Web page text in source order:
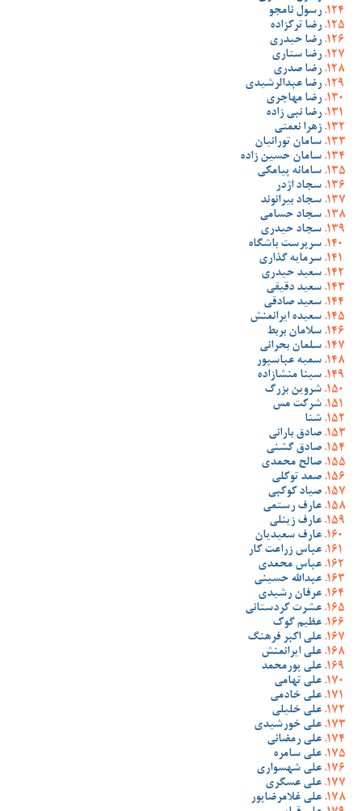
رسول نامجو
رضا ترکزاده
رضا حیدری
رضا ستاری
رضا صدری
رضا عبدالرشیدی
رضا مهاجری
رضا نبی زاده
زهرا نعمتی
سامان تورانیان
سامان حسین زاده
سامانه پیامکی
سجاد اژدر
سجاد بیرانوند
سجاد حسامی
سجاد حیدری
سرپرست باشگاه
سرمایه گذاری
سعید حیدری
سعید دقیقی
سعید صادقی
سعیده ایرانمنش
سلامان بربط
سلمان بحرانی
سمیه عباسپور
سینا منشازاده
شروین بزرگ
شرکت مس
شنا
صادق بارانی
صادق گشنی
صالح محمدی
صمد توکلی
صیاد کوکبی
عارف رستمی
عارف زینلی
عارف سعیدیان
عباس زراعت کار
عباس محمدی
عبدالله حسینی
عرفان رشیدی
عشرت کردستانی
عظیم گوک
علی اکبر فرهنگ
علی ایرانمنش
علی پورمحمد
علی تهامی
علی خادمی
علی خلیلی
علی خورشیدی
علی رمضانی
علی سامره
علی شهسواری
علی عسگری
علی غلامرضاپور